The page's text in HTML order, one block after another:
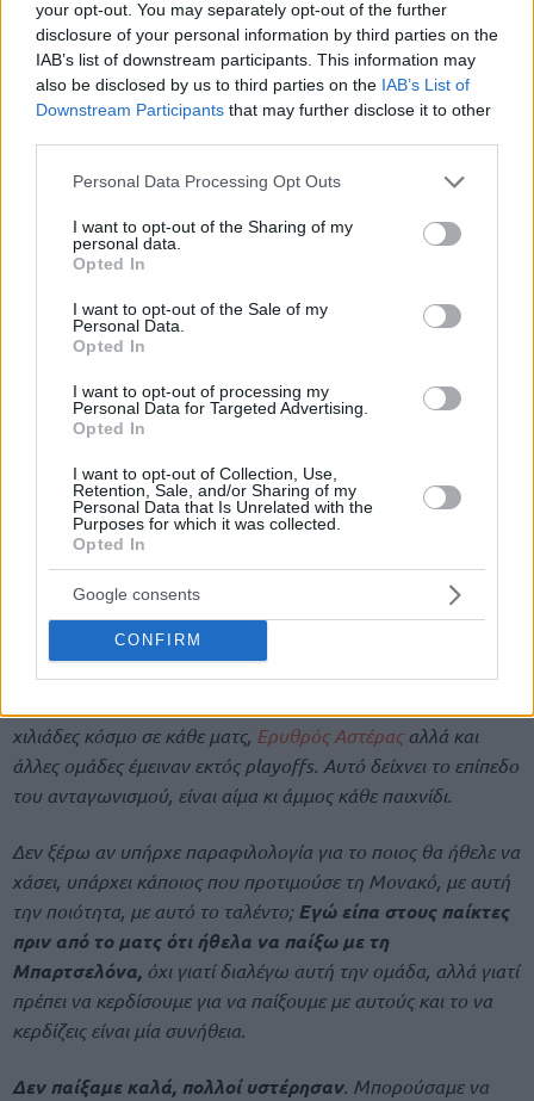
your opt-out. You may separately opt-out of the further
disclosure of your personal information by third parties on the
IAB’s list of downstream participants. This information may
also be disclosed by us to third parties on the IAB’s List of
Downstream Participants that may further disclose it to other
Please note that this website/app uses one or more Google
not limited to your visit or usage behaviour. You may click to
grant or deny consent to Google and its third-party tags to
use your data for below specified purposes in below Google
consent section.
Personal Data Processing Opt Outs
I want to opt-out of the Sharing of my
personal data.
Opted In
I want to opt-out of the Sale of my
Personal Data.
Opted In
I want to opt-out of processing my
Personal Data for Targeted Advertising.
Opted In
I want to opt-out of Collection, Use,
Retention, Sale, and/or Sharing of my
Personal Data that Is Unrelated with the
Purposes for which it was collected.
Opted In
Google consents
CONFIRM
Φέτος στις 18 νίκες ήσουν όγδοος. Με 17 ήσουν ένατος ή
χιλιάδες κόσμο σε κάθε ματς, Ερυθρός Αστέραςαλλά και
άλλες ομάδες έμειναν εκτός playoffs. Αυτό δείχνει το επίπεδο
του ανταγωνισμού, είναι αίμα κι άμμος κάθε παιχνίδι.
Δεν ξέρω αν υπήρχε παραφιλολογία για το ποιος θα ήθελε να
χάσει, υπάρχει κάποιος που προτιμούσε τη Μονακό, με αυτή
την ποιότητα, με αυτό το ταλέντο;Εγώ είπα στους παίκτες
πριν από το ματς ότι ήθελα να παίξω με τη
Μπαρτσελόνα, όχι γιατί διαλέγω αυτή την ομάδα, αλλά γιατί
πρέπει να κερδίσουμε για να παίξουμε με αυτούς και το να
κερδίζεις είναι μία συνήθεια.
Δεν παίξαμε καλά, πολλοί υστέρησαν. Μπορούσαμε να